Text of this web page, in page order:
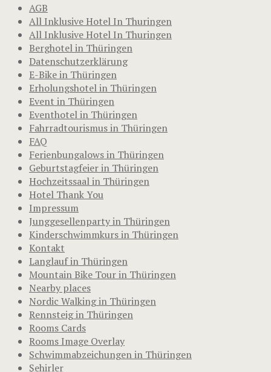
AGB
All Inklusive Hotel In Thuringen
All Inklusive Hotel In Thuringen
Berghotel in Thüringen
Datenschutzerklärung
E-Bike in Thüringen
Erholungshotel in Thüringen
Event in Thüringen
Eventhotel in Thüringen
Fahrradtourismus in Thüringen
FAQ
Ferienbungalows in Thüringen
Geburtstagfeier in Thüringen
Hochzeitssaal in Thüringen
Hotel Thank You
Impressum
Junggesellenparty in Thüringen
Kinderschwimmkurs in Thüringen
Kontakt
Langlauf in Thüringen
Mountain Bike Tour in Thüringen
Nearby places
Nordic Walking in Thüringen
Rennsteig in Thüringen
Rooms Cards
Rooms Image Overlay
Schwimmabzeichungen in Thüringen
Şehirler